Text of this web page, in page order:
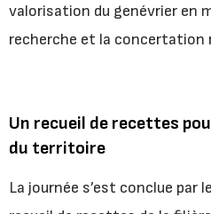
valorisation du genévrier en
recherche et la concertation
Un recueil de recettes
du territoire
La journée s’est conclue par